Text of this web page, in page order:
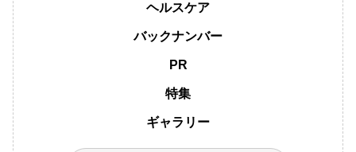
ヘルスケア
バックナンバー
PR
特集
ギャラリー